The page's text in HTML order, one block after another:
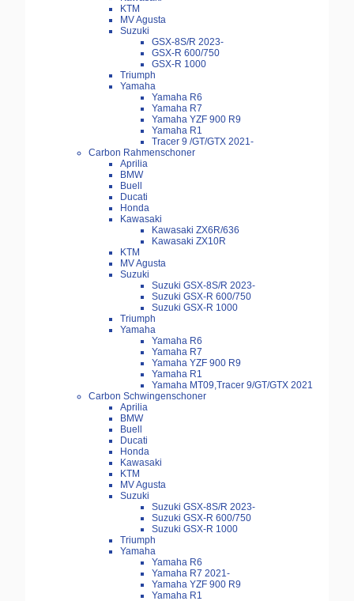
KTM
MV Agusta
Suzuki
GSX-8S/R 2023-
GSX-R 600/750
GSX-R 1000
Triumph
Yamaha
Yamaha R6
Yamaha R7
Yamaha YZF 900 R9
Yamaha R1
Tracer 9 /GT/GTX 2021-
Carbon Rahmenschoner
Aprilia
BMW
Buell
Ducati
Honda
Kawasaki
Kawasaki ZX6R/636
Kawasaki ZX10R
KTM
MV Agusta
Suzuki
Suzuki GSX-8S/R 2023-
Suzuki GSX-R 600/750
Suzuki GSX-R 1000
Triumph
Yamaha
Yamaha R6
Yamaha R7
Yamaha YZF 900 R9
Yamaha R1
Yamaha MT09,Tracer 9/GT/GTX 2021
Carbon Schwingenschoner
Aprilia
BMW
Buell
Ducati
Honda
Kawasaki
KTM
MV Agusta
Suzuki
Suzuki GSX-8S/R 2023-
Suzuki GSX-R 600/750
Suzuki GSX-R 1000
Triumph
Yamaha
Yamaha R6
Yamaha R7 2021-
Yamaha YZF 900 R9
Yamaha R1